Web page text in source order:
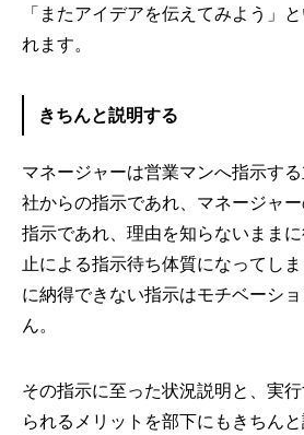
「またアイデアを伝えてみよう」
れます。
きちんと説明する
マネージャーは営業マンへ指示す
社からの指示であれ、マネージャ
指示であれ、理由を知らないまま
止による指示待ち体質になってし
に納得できない指示はモチベーシ
ん。
その指示に至った状況説明と、実
られるメリットを部下にもきちんと